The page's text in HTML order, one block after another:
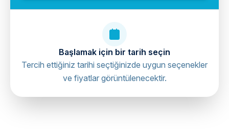
directions
Başlamak için bir tarih seçin
Tercih ettiğiniz tarihi seçtiğinizde uygun seçenekler
ve fiyatlar görüntülenecektir.